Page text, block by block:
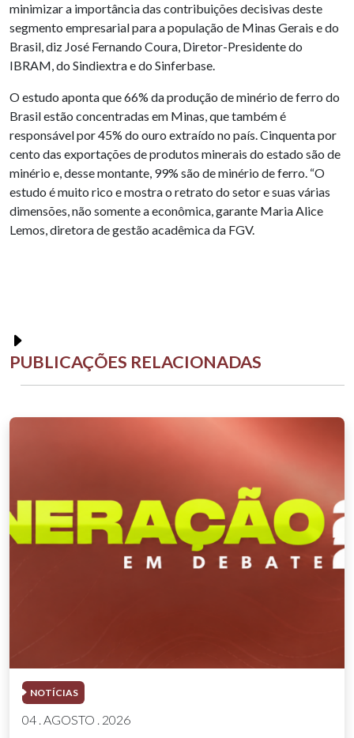
minimizar a importância das contribuições decisivas deste
segmento empresarial para a população de Minas Gerais e do
Brasil, diz José Fernando Coura, Diretor-Presidente do
IBRAM, do Sindiextra e do Sinferbase.
O estudo aponta que 66% da produção de minério de ferro do
Brasil estão concentradas em Minas, que também é
responsável por 45% do ouro extraído no país. Cinquenta por
cento das exportações de produtos minerais do estado são de
minério e, desse montante, 99% são de minério de ferro. “O
estudo é muito rico e mostra o retrato do setor e suas várias
dimensões, não somente a econômica, garante Maria Alice
Lemos, diretora de gestão acadêmica da FGV.
PUBLICAÇÕES RELACIONADAS
NOTÍCIAS
04 . AGOSTO . 2026